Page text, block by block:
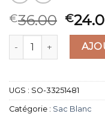
€36.00 €
quantité de sac blanc
UGS : SO-33251481
Catégorie : Sac Blanc